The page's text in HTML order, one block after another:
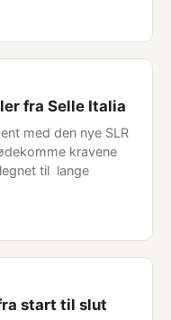
fra Selle Italia
med den nye SLR
kravene
til lange
start til slut